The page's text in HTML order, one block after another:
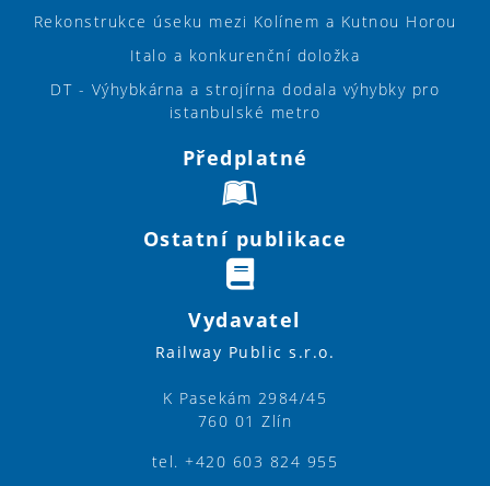
Rekonstrukce úseku mezi Kolínem a Kutnou Horou
Italo a konkurenční doložka
DT - Výhybkárna a strojírna dodala výhybky pro
istanbulské metro
Předplatné
Ostatní publikace
Vydavatel
Railway Public s.r.o.
K Pasekám 2984/45
760 01 Zlín
tel. +420 603 824 955